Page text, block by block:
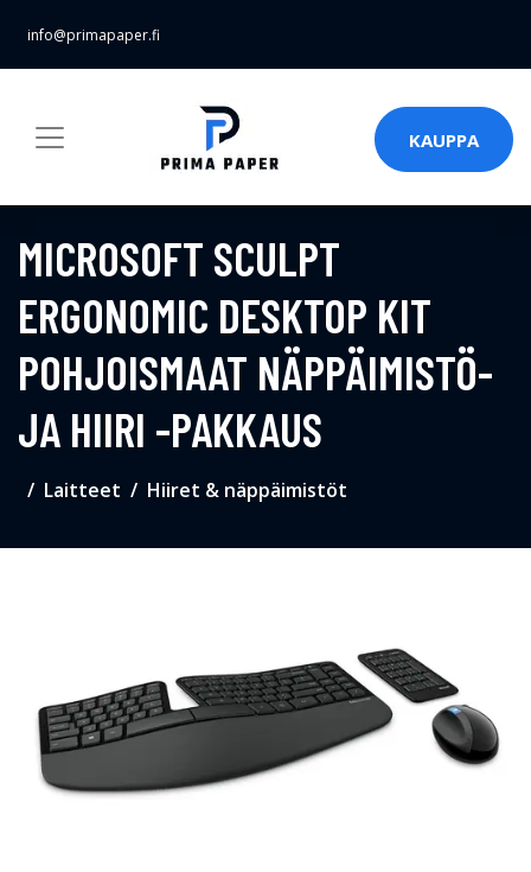
info@primapaper.fi
KAUPPA
MICROSOFT SCULPT
ERGONOMIC DESKTOP KIT
POHJOISMAAT NÄPPÄIMISTÖ-
JA HIIRI -PAKKAUS
Laitteet Hiiret & näppäimistöt